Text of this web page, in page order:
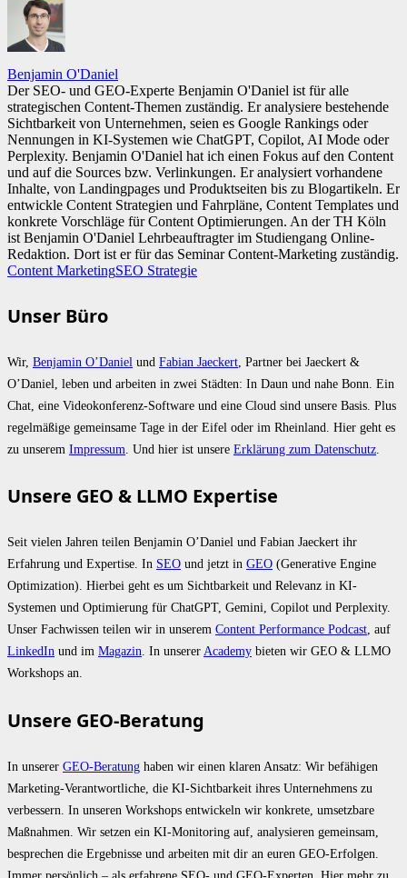
Benjamin O'Daniel
Der SEO- und GEO-Experte Benjamin O'Daniel ist für alle
strategischen Content-Themen zuständig. Er analysiere bestehende
Sichtbarkeit von Unternehmen, seien es Google Rankings oder
Nennungen in KI-Systemen wie ChatGPT, Copilot, AI Mode oder
Perplexity. Benjamin O'Daniel hat ich einen Fokus auf den Content
und auf die Sources bzw. Verlinkungen. Er analysiert vorhandene
Inhalte, von Landingpages und Produktseiten bis zu Blogartikeln. Er
entwickle Content Strategien und Fahrpläne, Content Templates und
konkrete Vorschläge für Content Optimierungen. An der TH Köln
ist Benjamin O'Daniel Lehrbeauftragter im Studiengang Online-
Redaktion. Dort ist er für das Seminar Content-Marketing zuständig.
Content MarketingSEO Strategie
Unser Büro
Wir, Benjamin O’Daniel und Fabian Jaeckert , Partner bei Jaeckert &
O’Daniel, leben und arbeiten in zwei Städten: In Daun und nahe Bonn. Ein
Chat, eine Videokonferenz-Software und eine Cloud sind unsere Basis. Plus
regelmäßige gemeinsame Tage in der Eifel oder im Rheinland. Hier geht es
zu unserem Impressum . Und hier ist unsere Erklärung zum Datenschutz
Unsere GEO & LLMO Expertise
Seit vielen Jahren teilen Benjamin O’Daniel und Fabian Jaeckert ihr
Erfahrung und Expertise. In SEO und jetzt in GEO (Generative Engine
Optimization). Hierbei geht es um Sichtbarkeit und Relevanz in KI-
Systemen und Optimierung für ChatGPT, Gemini, Copilot und Perplexity.
Unser Fachwissen teilen wir in unserem Content Performance Podcast, auf
LinkedIn und im Magazin. In unsererAcademy bieten wir GEO & LLMO
Workshops an.
Unsere GEO-Beratung
In unserer GEO-Beratung haben wir einen klaren Ansatz: Wir befähigen
Marketing-Verantwortliche, die KI-Sichtbarkeit ihres Unternehmens zu
verbessern. In unseren Workshops entwickeln wir konkrete, umsetzbare
Maßnahmen. Wir setzen ein KI-Monitoring auf, analysieren gemeinsam,
besprechen die Ergebnisse und arbeiten mit dir an euren GEO-Erfolgen.